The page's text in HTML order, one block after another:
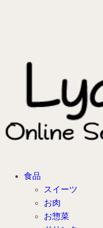
食品
スイーツ
お肉
お惣菜